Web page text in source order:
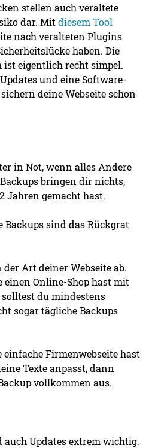
stellen auch veraltete
dar. Mitdiesem Tool
nach veralteten Plugins
haben. Die
ist eigentlich recht simpel.
und eine Software-
deine Webseite schon
in Not, wenn alles Andere
bringen dir nichts,
Jahren gemacht hast.
Backups sind das Rückgrat
Art deiner Webseite ab.
einen Online-Shop hast mit
du mindestens
sogar tägliche Backups
Firmenwebseite hast
Texte anpasst, dann
vollkommen aus.
auch Updates extrem wichtig.